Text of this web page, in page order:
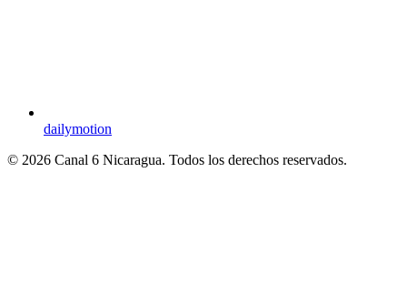
dailymotion
© 2026 Canal 6 Nicaragua. Todos los derechos reservados.